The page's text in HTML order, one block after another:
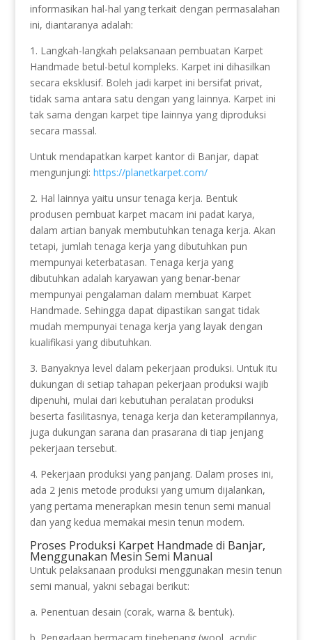
informasikan hal-hal yang terkait dengan permasalahan
ini, diantaranya adalah:
1. Langkah-langkah pelaksanaan pembuatan Karpet
Handmade betul-betul kompleks. Karpet ini dihasilkan
secara eksklusif. Boleh jadi karpet ini bersifat privat,
tidak sama antara satu dengan yang lainnya. Karpet ini
tak sama dengan karpet tipe lainnya yang diproduksi
secara massal.
Untuk mendapatkan karpet kantor di Banjar, dapat
mengunjungi: https://planetkarpet.com/
2. Hal lainnya yaitu unsur tenaga kerja. Bentuk
produsen pembuat karpet macam ini padat karya,
dalam artian banyak membutuhkan tenaga kerja. Akan
tetapi, jumlah tenaga kerja yang dibutuhkan pun
mempunyai keterbatasan. Tenaga kerja yang
dibutuhkan adalah karyawan yang benar-benar
mempunyai pengalaman dalam membuat Karpet
Handmade. Sehingga dapat dipastikan sangat tidak
mudah mempunyai tenaga kerja yang layak dengan
kualifikasi yang dibutuhkan.
3. Banyaknya level dalam pekerjaan produksi. Untuk itu
dukungan di setiap tahapan pekerjaan produksi wajib
dipenuhi, mulai dari kebutuhan peralatan produksi
beserta fasilitasnya, tenaga kerja dan keterampilannya,
juga dukungan sarana dan prasarana di tiap jenjang
pekerjaan tersebut.
4. Pekerjaan produksi yang panjang. Dalam proses ini,
ada 2 jenis metode produksi yang umum dijalankan,
yang pertama menerapkan mesin tenun semi manual
dan yang kedua memakai mesin tenun modern.
Proses Produksi Karpet Handmade di Banjar,
Menggunakan Mesin Semi Manual
Untuk pelaksanaan produksi menggunakan mesin tenun
semi manual, yakni sebagai berikut:
a. Penentuan desain (corak, warna & bentuk).